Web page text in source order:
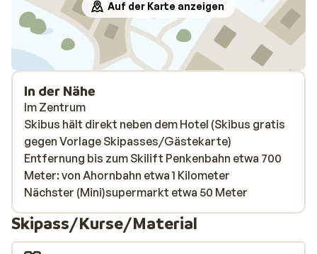
intransigent when questions came up.
Overall a very good hotel in a fantastic
location — and with a little more flexibility
around the edges it would easily be five
stars. That said, we had a lovely stay and
will probably still be back.
Auf der Karte anzeigen
In der Nähe
Im Zentrum
Skibus hält direkt neben dem Hotel (Skibus gratis
gegen Vorlage Skipasses/Gästekarte)
Entfernung bis zum Skilift Penkenbahn etwa 700
Meter: von Ahornbahn etwa 1 Kilometer
Nächster (Mini)supermarkt etwa 50 Meter
Skipass/Kurse/Material